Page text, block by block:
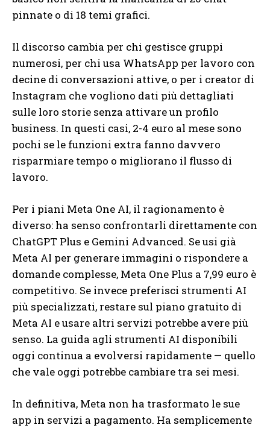
pinnate o di 18 temi grafici.
Il discorso cambia per chi gestisce gruppi
numerosi, per chi usa WhatsApp per lavoro con
decine di conversazioni attive, o per i creator di
Instagram che vogliono dati più dettagliati
sulle loro storie senza attivare un profilo
business. In questi casi, 2-4 euro al mese sono
pochi se le funzioni extra fanno davvero
risparmiare tempo o migliorano il flusso di
lavoro.
Per i piani Meta One AI, il ragionamento è
diverso: ha senso confrontarli direttamente con
ChatGPT Plus e Gemini Advanced. Se usi già
Meta AI per generare immagini o rispondere a
domande complesse, Meta One Plus a 7,99 euro è
competitivo. Se invece preferisci strumenti AI
più specializzati, restare sul piano gratuito di
Meta AI e usare altri servizi potrebbe avere più
senso. La guida agli strumenti AI disponibili
oggi continua a evolversi rapidamente — quello
che vale oggi potrebbe cambiare tra sei mesi.
In definitiva, Meta non ha trasformato le sue
app in servizi a pagamento. Ha semplicemente